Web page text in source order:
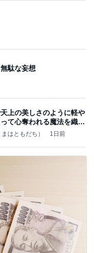
駄な妄想
上の美しさのように軽や
て心奪われる魔法を織り
はともだち） 1日前